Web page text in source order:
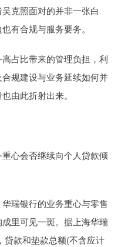
克照面对的并非一张白
有合规与服务要务。
占比带来的管理负担，利
规建设与业务延续如何并
由此折射出来。
心会否继续向个人贷款倾
瑞银行的业务重心与零售
里可见一斑。据上海华瑞
贷款和垫款总额(不含应计